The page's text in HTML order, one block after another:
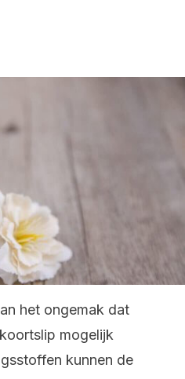
het ongemak dat
mogelijk
kunnen de